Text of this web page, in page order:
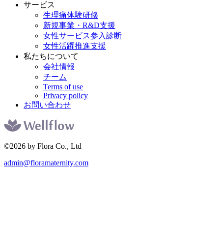
サービス
生理痛体験研修
新規事業・R&D支援
女性サービス参入診断
女性活躍推進支援
私たちについて
会社情報
チーム
Terms of use
Privacy policy
お問い合わせ
©2026 by Flora Co., Ltd
admin@floramaternity.com